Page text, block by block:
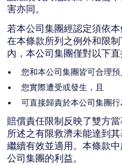
害亦同。
若本公司集團經認定須依
在本條款所列之例外和限
內，本公司集團僅對以下直
您和本公司集團皆可合理預
您實際遭受或發生，且
可直接歸責於本公司集團行
賠償責任限制反映了雙方
所述之有限救濟未能達到
繼續有效並適用。本條款
公司集團的利益。